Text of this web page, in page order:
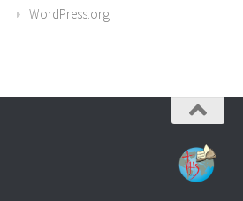
WordPress.org